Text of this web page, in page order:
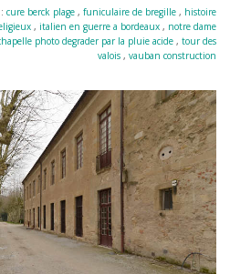
cure berck plage , funiculaire de bregille , histoire
, italien en guerre a bordeaux , notre dame
photo degrader par la pluie acide , tour des
valois , vauban construction